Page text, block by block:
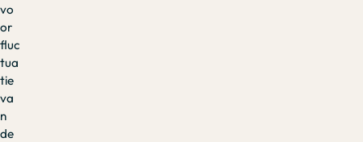
vo
or
fluc
tua
tie
va
n
de